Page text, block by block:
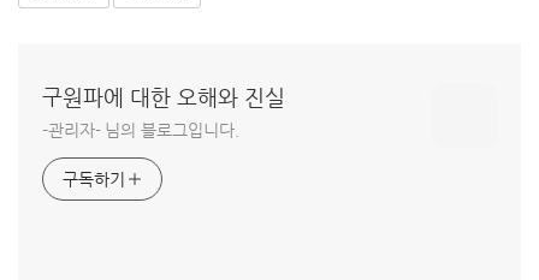
구원파에 대한 오해와 진실
-관리자- 님의 블로그입니다.
구독하기